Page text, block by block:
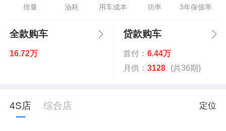
排量 油耗 用车成本 功率 3年保值率
全款购车
16.72万
贷款购车
首付： 6.44万
月供： 3128 (共36期)
4S店 综合店 定位